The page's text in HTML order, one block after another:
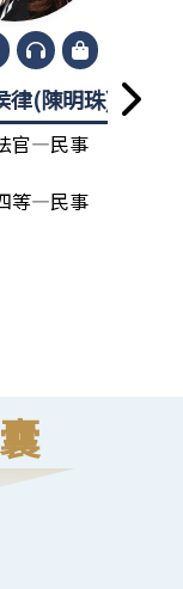
律(陳明珠)
官—民事
等—民事
龍政